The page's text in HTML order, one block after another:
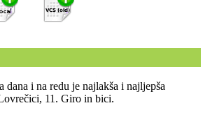
dana i na redu je najlakša i najljepša
11. Giro in bici.